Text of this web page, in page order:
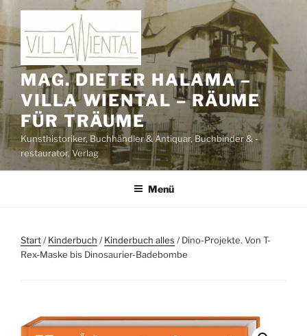
Zum
Inhalt
springen
MAG. DIETER HALAMA –
VILLA WIENTAL – RÄUME
FÜR TRÄUME
Kunsthistoriker, Buchhändler & Antiquar, Buchbinder & -
restaurator, Verlag
Menü
Start/Kinderbuch /Kinderbuch alles / Dino-Projekte. Von T-
Rex-Maske bis Dinosaurier-Badebombe